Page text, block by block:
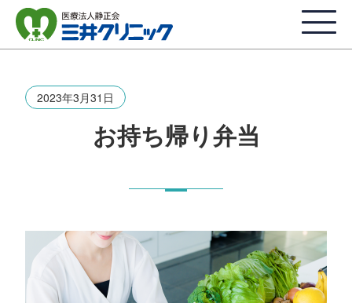
2023年3月31日
お持ち帰り弁当